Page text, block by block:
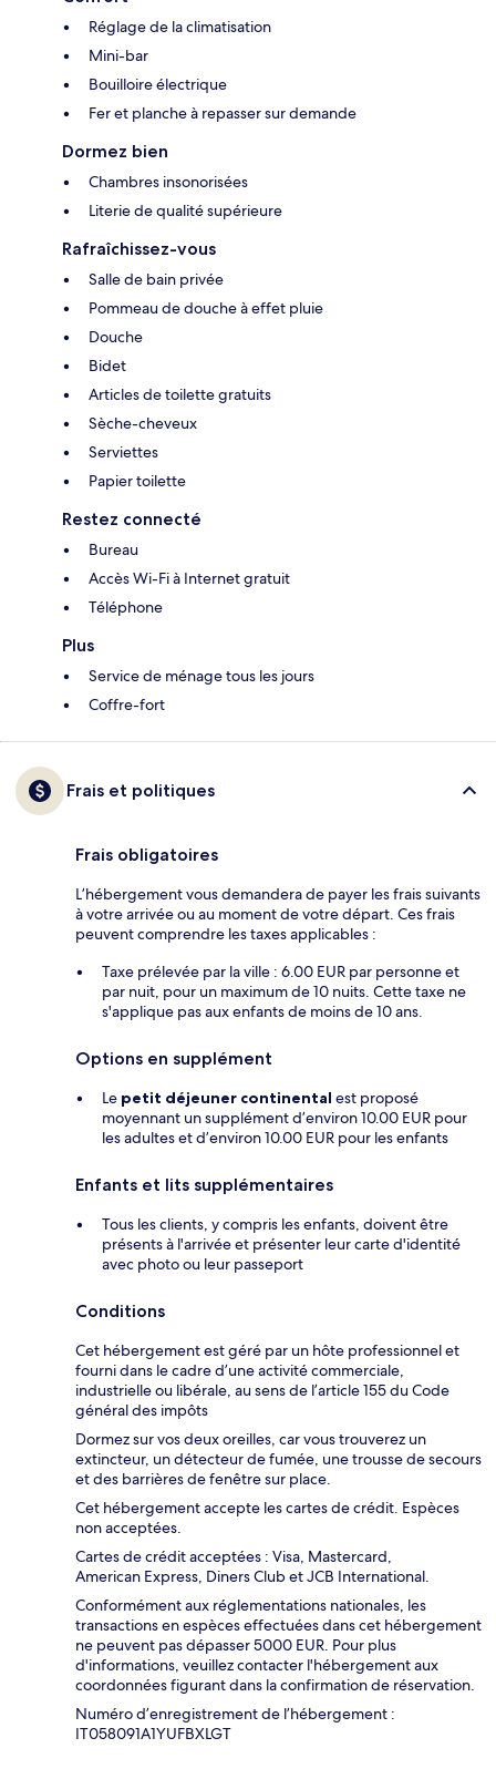
Réglage de la climatisation
Mini-bar
Bouilloire électrique
Fer et planche à repasser sur demande
Dormez bien
Chambres insonorisées
Literie de qualité supérieure
Rafraîchissez-vous
Salle de bain privée
Pommeau de douche à effet pluie
Douche
Bidet
Articles de toilette gratuits
Sèche-cheveux
Serviettes
Papier toilette
Restez connecté
Bureau
Accès Wi-Fi à Internet gratuit
Téléphone
Plus
Service de ménage tous les jours
Coffre-fort
Frais et politiques
Frais obligatoires
L’hébergement vous demandera de payer les frais suivants
à votre arrivée ou au moment de votre départ. Ces frais
peuvent comprendre les taxes applicables :
Taxe prélevée par la ville : 6.00 EUR par personne et
par nuit, pour un maximum de 10 nuits. Cette taxe ne
s'applique pas aux enfants de moins de 10 ans.
Options en supplément
Le petit déjeuner continental est proposé
moyennant un supplément d’environ 10.00 EUR pour
les adultes et d’environ 10.00 EUR pour les enfants
Enfants et lits supplémentaires
Tous les clients, y compris les enfants, doivent être
présents à l'arrivée et présenter leur carte d'identité
avec photo ou leur passeport
Conditions
Cet hébergement est géré par un hôte professionnel et
fourni dans le cadre d’une activité commerciale,
industrielle ou libérale, au sens de l’article 155 du Code
général des impôts
Dormez sur vos deux oreilles, car vous trouverez un
extincteur, un détecteur de fumée, une trousse de secours
et des barrières de fenêtre sur place.
Cet hébergement accepte les cartes de crédit. Espèces
non acceptées.
Cartes de crédit acceptées : Visa, Mastercard,
American Express, Diners Club et JCB International.
Conformément aux réglementations nationales, les
transactions en espèces effectuées dans cet hébergement
ne peuvent pas dépasser 5000 EUR. Pour plus
d'informations, veuillez contacter l'hébergement aux
coordonnées figurant dans la confirmation de réservation.
Numéro d’enregistrement de l’hébergement :
IT058091A1YUFBXLGT